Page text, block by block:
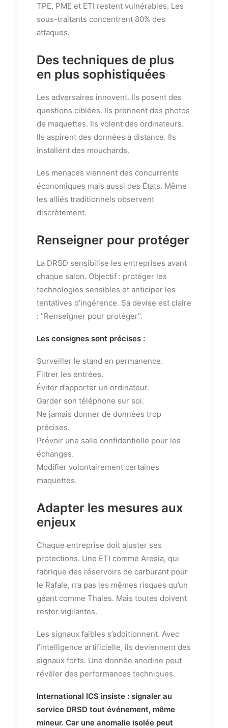
TPE, PME et ETI restent vulnérables. Les
sous-traitants concentrent 80% des
attaques.
Des techniques de plus
en plus sophistiquées
Les adversaires innovent. Ils posent des
questions ciblées. Ils prennent des photos
de maquettes. Ils volent des ordinateurs.
Ils aspirent des données à distance. Ils
installent des mouchards.
Les menaces viennent des concurrents
économiques mais aussi des États. Même
les alliés traditionnels observent
discrètement.
Renseigner pour protéger
La DRSD sensibilise les entreprises avant
chaque salon. Objectif : protéger les
technologies sensibles et anticiper les
tentatives d’ingérence. Sa devise est claire
: "Renseigner pour protéger".
Les consignes sont précises :
Surveiller le stand en permanence.
Filtrer les entrées.
Éviter d’apporter un ordinateur.
Garder son téléphone sur soi.
Ne jamais donner de données trop
précises.
Prévoir une salle confidentielle pour les
échanges.
Modifier volontairement certaines
maquettes.
Adapter les mesures aux
enjeux
Chaque entreprise doit ajuster ses
protections. Une ETI comme Aresia, qui
fabrique des réservoirs de carburant pour
le Rafale, n’a pas les mêmes risques qu’un
géant comme Thales. Mais toutes doivent
rester vigilantes.
Les signaux faibles s’additionnent. Avec
l’intelligence artificielle, ils deviennent des
signaux forts. Une donnée anodine peut
révéler des performances techniques.
International ICS insiste : signaler au
service DRSD tout événement, même
mineur. Car une anomalie isolée peut